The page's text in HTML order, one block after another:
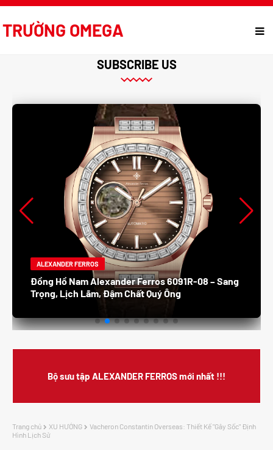
TRƯỜNG OMEGA
SUBSCRIBE US
ALEXANDER FERROS
Đồng Hồ Nam Alexander Ferros 8132S /05 –
Thanh Lịch, Sang Trọng, Đẳng Cấp Doanh Nhân
Bộ sưu tập ALEXANDER FERROS mới nhất !!!
Trang chủ XU HƯỚNG
Vacheron Constantin Overseas: Thiết Kế "Gây Sốc" Định
Hình Lịch Sử